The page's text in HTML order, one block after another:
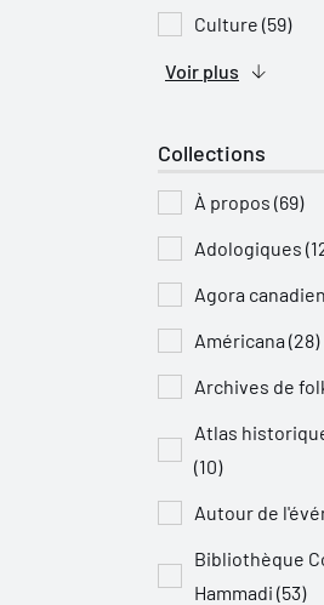
Culture (59)
Voir plus
Collections
À propos (69)
Adologiques
Agora
Américana (28)
Archives de
Atlas
(10)
Autour de
Bibliothèque
Hammadi (53)